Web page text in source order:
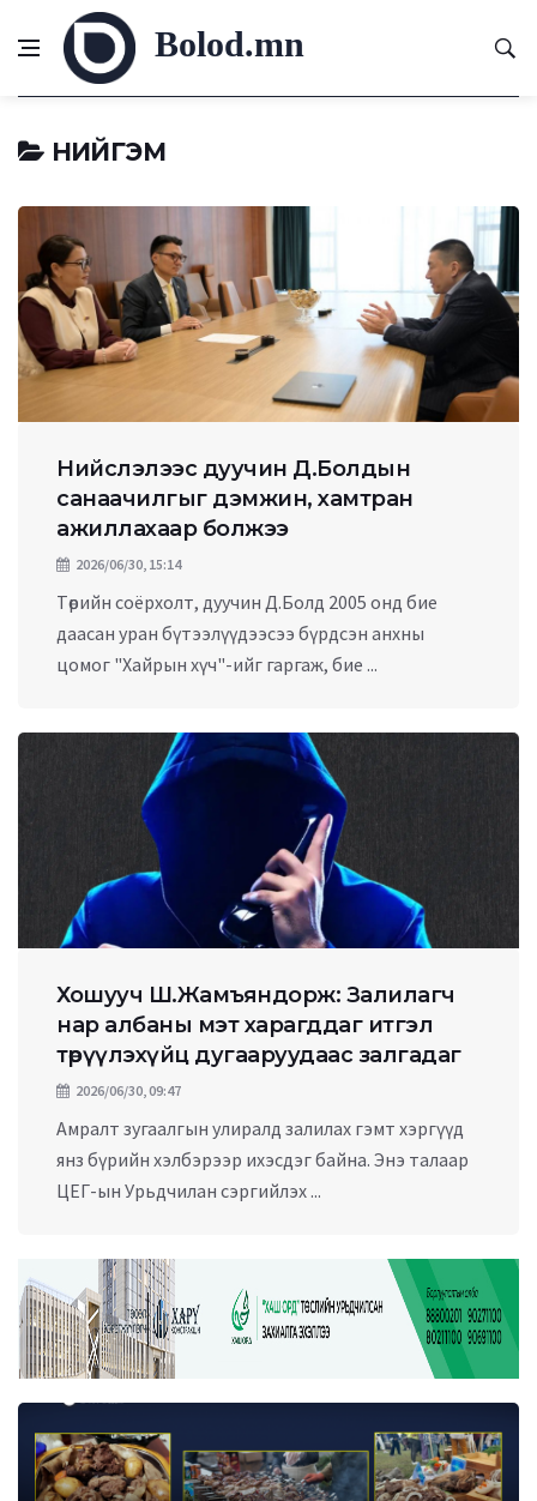
Bolod.mn
НИЙГЭМ
Нийслэлээс дуучин Д.Болдын
санаачилгыг дэмжин, хамтран
ажиллахаар болжээ
2026/06/30, 15:14
Төрийн соёрхолт, дуучин Д.Болд 2005 онд бие
даасан уран бүтээлүүдээсээ бүрдсэн анхны
цомог "Хайрын хүч"-ийг гаргаж, бие ...
Хошууч Ш.Жамъяндорж: Залилагч
нар албаны мэт харагддаг итгэл
төрүүлэхүйц дугааруудаас залгадаг
2026/06/30, 09:47
Амралт зугаалгын улиралд залилах гэмт хэргүүд
янз бүрийн хэлбэрээр ихэсдэг байна. Энэ талаар
ЦЕГ-ын Урьдчилан сэргийлэх ...